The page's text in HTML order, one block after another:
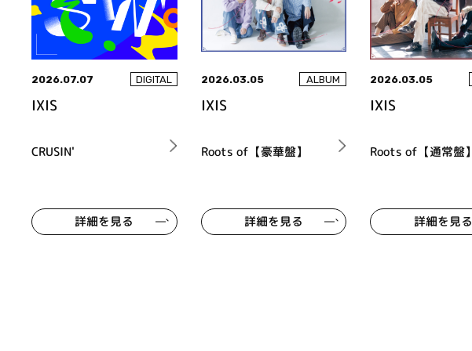
2026.07.07 DIGITAL
IXIS
CRUSIN'
詳細を見る
2026.03.05 ALBUM
IXIS
Roots of【豪華盤】
詳細を見る
2026.03.05
IXIS
Roots of【通常盤】
詳細を見る